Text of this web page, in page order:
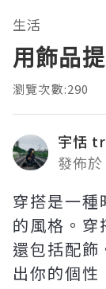
生活
用飾品
瀏覽次數:290
宇恬
發佈
穿搭是一種
的風格。穿
還包括配飾
出你的個性